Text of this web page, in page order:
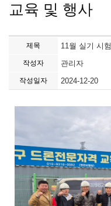
교육 및 행사
제목 11월 실기 시험
작성자 관리자
작성일자 2024-12-20